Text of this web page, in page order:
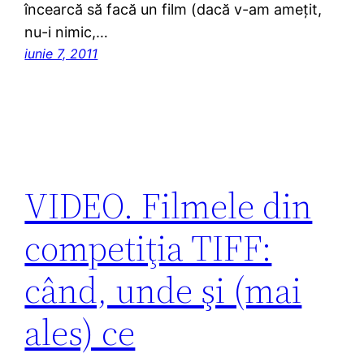
încearcă să facă un film (dacă v-am ameţit,
nu-i nimic,…
iunie 7, 2011
VIDEO. Filmele din
competiţia TIFF:
când, unde şi (mai
ales) ce